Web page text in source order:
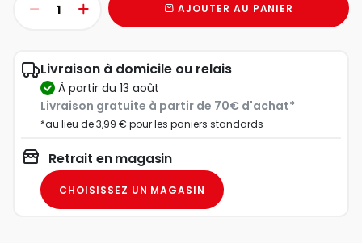
AJOUTER AU PANIER
Livraison à domicile ou relais
à partir du 13 août
Livraison gratuite à partir de 70€ d'achat*
*au lieu de 3,99 € pour les paniers standards
Retrait en magasin
CHOISISSEZ UN MAGASIN